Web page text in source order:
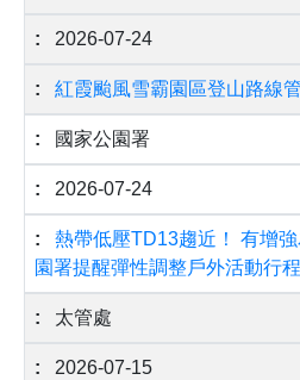
2026-07-24
紅霞颱風雪霸園區登山路線
國家公園署
2026-07-24
熱帶低壓TD13趨近！ 有增
園署提醒彈性調整戶外活動行程
太管處
2026-07-15